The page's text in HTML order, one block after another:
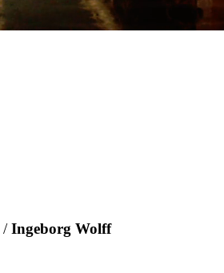
/Ingeborg Wolff